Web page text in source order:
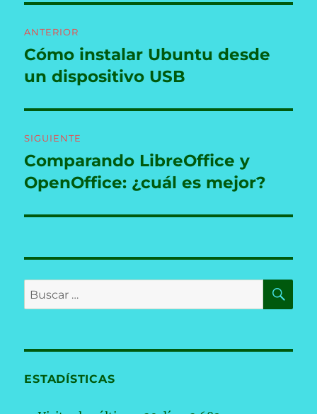
de
entradas
ANTERIOR
Entrada
anterior:
Cómo instalar Ubuntu desde
un dispositivo USB
SIGUIENTE
Entrada
siguiente:
Comparando LibreOffice y
OpenOffice: ¿cuál es mejor?
Buscar
por:
ESTADÍSTICAS